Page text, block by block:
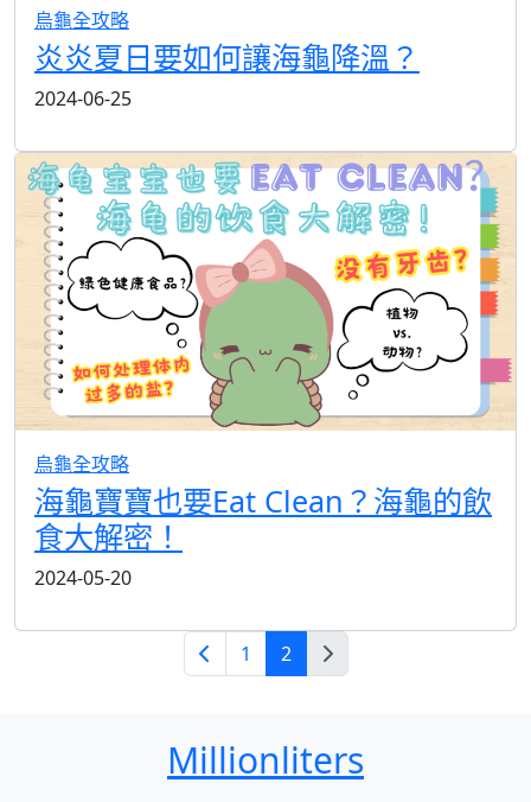
烏龜全攻略
炎炎夏日要如何讓海龜降溫？
2024-06-25
烏龜全攻略
海龜寶寶也要Eat Clean？海龜的飲
食大解密！
2024-05-20
1 2
Millionliters